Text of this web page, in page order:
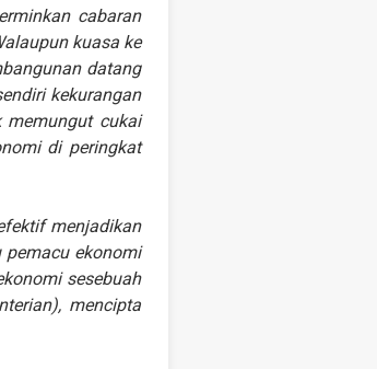
cabaran
kuasa ke
datang
kekurangan
cukai
di peringkat
menjadikan
ekonomi
sesebuah
mencipta